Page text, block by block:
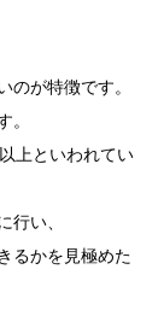
のが特徴です。
。
上といわれてい
行い、
るかを見極めた